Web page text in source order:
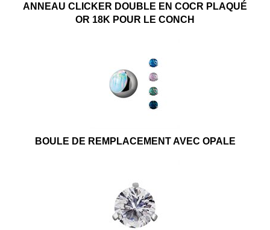
ANNEAU CLICKER DOUBLE EN COCR PLAQUÉ
OR 18K POUR LE CONCH
BOULE DE REMPLACEMENT AVEC OPALE